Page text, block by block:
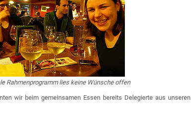
Rahmenprogramm lies keine Wünsche offen
wir beim gemeinsamen Essen bereits Delegierte aus unseren